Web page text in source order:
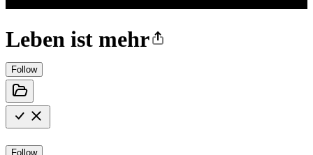
Leben ist mehr
Follow
Follow